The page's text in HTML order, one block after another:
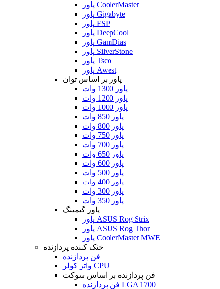
پاور CoolerMaster
پاور Gigabyte
پاور FSP
پاور DeepCool
پاور GamDias
پاور SilverStone
پاور Tsco
پاور Awest
پاور بر اساس توان
پاور 1300 وات
پاور 1200 وات
پاور 1000 وات
پاور 850 وات
پاور 800 وات
پاور 750 وات
پاور 700 وات
پاور 650 وات
پاور 600 وات
پاور 500 وات
پاور 400 وات
پاور 300 وات
پاور 350 وات
پاور گیمینگ
پاور ASUS Rog Strix
پاور ASUS Rog Thor
پاور CoolerMaster MWE
خنک کننده پردازنده
فن پردازنده
واتر کولر CPU
فن پردازنده بر اساس سوکت
فن پردازنده LGA 1700